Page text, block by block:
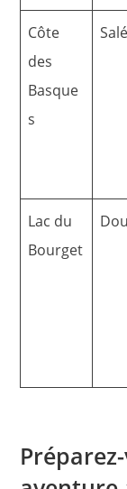
Côte
des
Basque
s
Lac du
Bourget